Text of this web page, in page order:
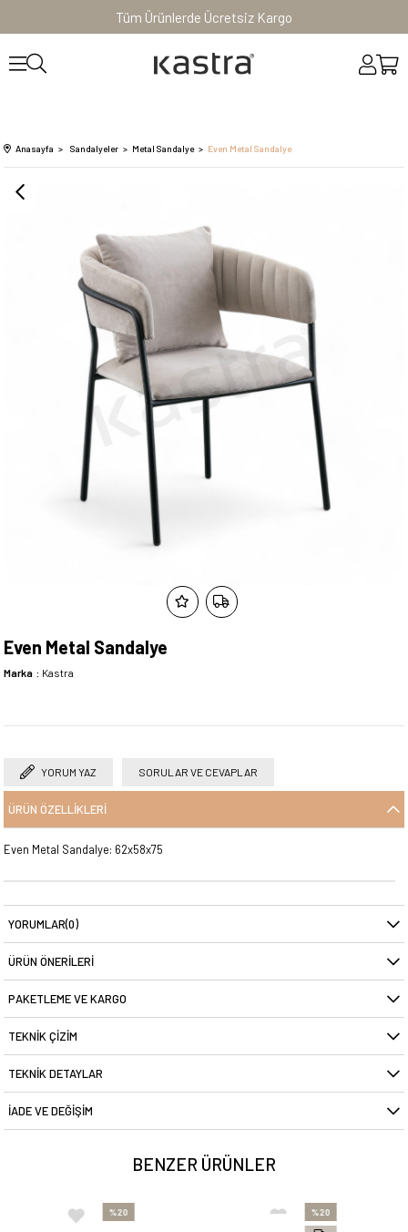
Tüm Ürünlerde Ücretsiz Kargo
Anasayfa Sandalyeler Metal Sandalye Even Metal Sandalye
Even Metal Sandalye
Marka : Kastra
YORUM YAZ SORULAR VE CEVAPLAR
ÜRÜN ÖZELLIKLERI
Even Metal Sandalye: 62x58x75
YORUMLAR(0)
ÜRÜN ÖNERILERI
PAKETLEME VE KARGO
TEKNIK ÇIZIM
TEKNIK DETAYLAR
İADE VE DEĞIŞIM
BENZER ÜRÜNLER
%20 %20